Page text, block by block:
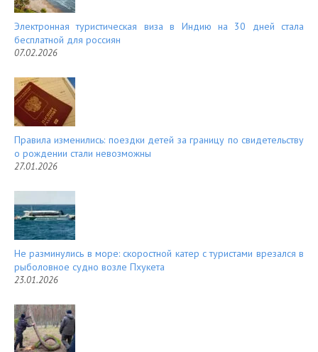
Электронная туристическая виза в Индию на 30 дней стала
бесплатной для россиян
07.02.2026
Правила изменились: поездки детей за границу по свидетельству
о рождении стали невозможны
27.01.2026
Не разминулись в море: скоростной катер с туристами врезался в
рыболовное судно возле Пхукета
23.01.2026